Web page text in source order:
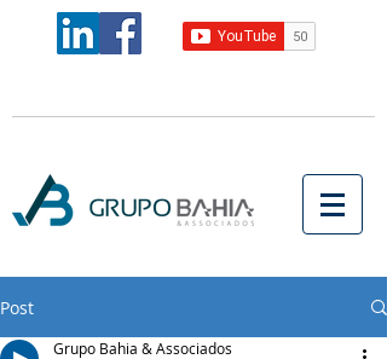
Post
Grupo Bahia & Associados